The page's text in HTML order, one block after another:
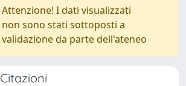
Attenzione! I dati visualizzati
non sono stati sottoposti a
validazione da parte dell'ateneo
Citazioni